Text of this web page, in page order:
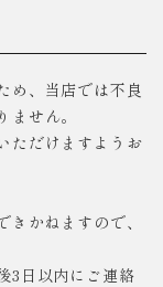
め、当店では不良
せん。
ただけますようお
かねますので、
3日以内にご連絡